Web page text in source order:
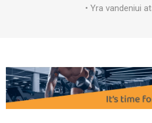
• Yra vandeniui